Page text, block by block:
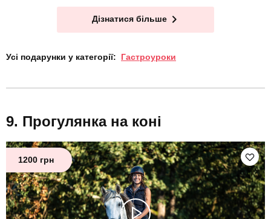
Дізнатися більше
Усі подарунки у категорії: Гастроуроки
Прогулянка на коні
1200 грн